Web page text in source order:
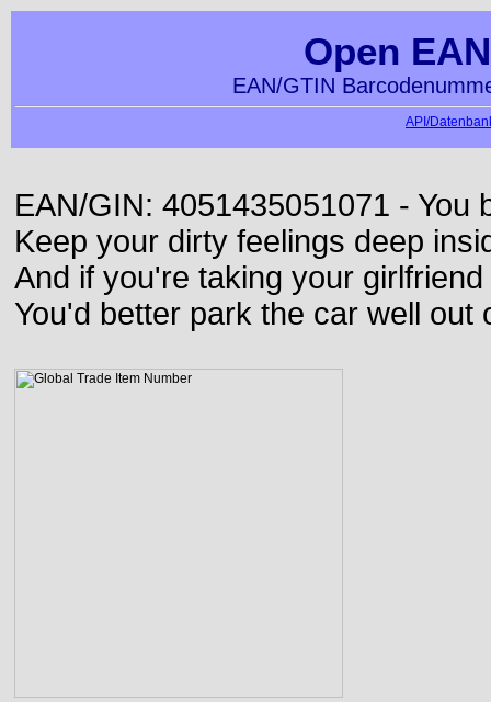
Open
EAN/GTIN
API/
EAN/GIN: 4051435051071 - You
Keep your dirty feelings deep
And if you're taking your
You'd better park the car well out